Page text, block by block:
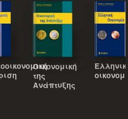
Οικονομική
της
Ανάπτυξης